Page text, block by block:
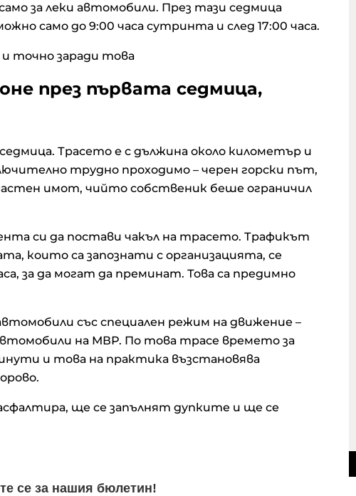
за леки автомобили. През тази седмица
само до 9:00 часа сутринта и след 17:00 часа.
точно заради това
през първата седмица,
Трасето е с дължина около километър и
трудно проходимо – черен горски път,
имот, чийто собственик беше ограничил
си да постави чакъл на трасето. Трафикът
които са запознати с организацията, се
за да могат да преминат. Това са предимно
със специален режим на движение –
на МВР. По това трасе времето за
и това на практика възстановява
ще се запълнят дупките и ще се